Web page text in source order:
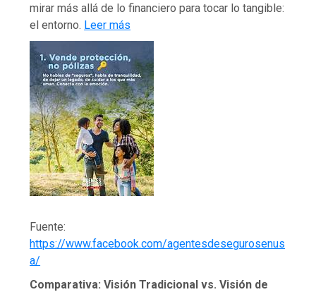
mirar más allá de lo financiero para tocar lo tangible:
el entorno. Leer más
Fuente:
https://www.facebook.com/agentesdesegurosenus
a/
Comparativa: Visión Tradicional vs. Visión de